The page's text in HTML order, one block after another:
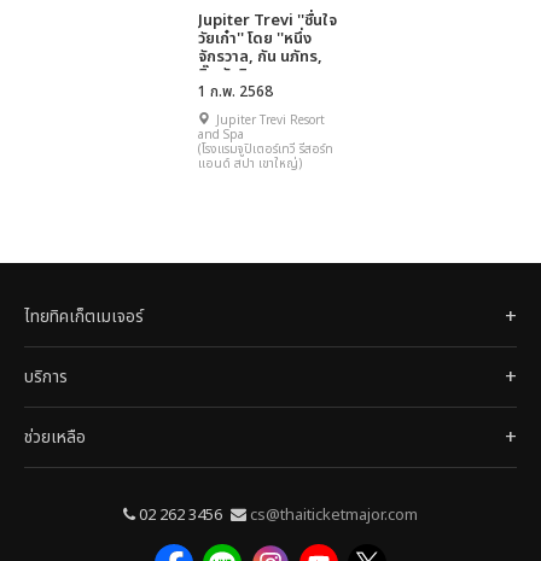
Jupiter Trevi ''ชื่นใจ
วัยเก๋า'' โดย ''หนึ่ง
จักรวาล, กัน นภัทร,
บิ๊ก จักริน และ แพรว
รัตนาพร จากเวที เดอะ
โกลเด้นซอง''
1 ก.พ. 2568
Jupiter Trevi Resort
and Spa
(โรงแรมจูปิเตอร์เทวี รีสอร์ท
แอนด์ สปา เขาใหญ่)
ไทยทิคเก็ตเมเจอร์
บริการ
ช่วยเหลือ
02 262 3456 cs@thaiticketmajor.com